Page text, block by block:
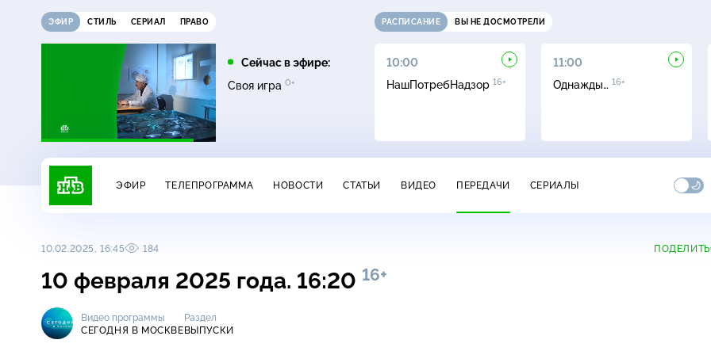
ЭФИР СТИЛЬ СЕРИАЛ ПРАВО
Сейчас в эфире:
Своя игра 0+
РАСПИСАНИЕ ВЫ НЕ ДОСМОТРЕЛИ
Чудо техники
12+
09:00
Дачный ответ
10:00
НашПотребНадзор 16+
11:00
Однажды… 16+
ЭФИР ТЕЛЕПРОГРАММА НОВОСТИ СТАТЬИ ВИДЕО ПЕРЕДАЧИ СЕРИАЛЫ
10.02.2025, 16:45 184
10 февраля 2025 года. 16:20 16+
Видео программы
СЕГОДНЯ В МОСКВЕ
Раздел
ВЫПУСКИ